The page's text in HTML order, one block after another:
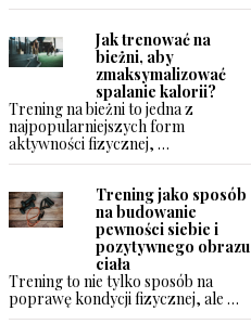
Jak trenować na
bieżni, aby
zmaksymalizować
spalanie kalorii?
Trening na bieżni to jedna z
najpopularniejszych form
aktywności fizycznej, …
Trening jako sposób
na budowanie
pewności siebie i
pozytywnego obrazu
ciała
Trening to nie tylko sposób na
poprawę kondycji fizycznej, ale …